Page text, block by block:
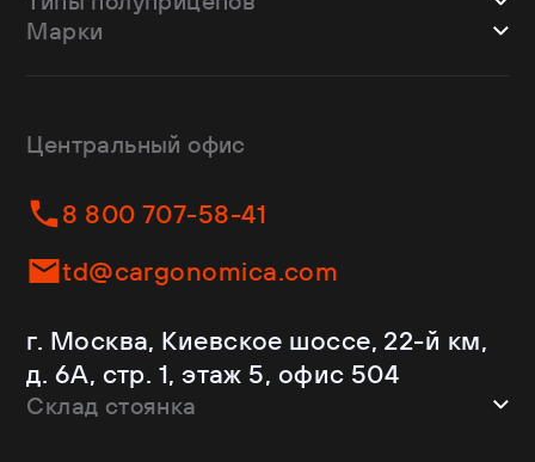
Шторные
Изотермы
Контейнеровозы
Самосвалы
Ломовозы
С кониками
Рефрижераторы
Марки
Dongfeng
Helfimmer
JAC
Kassbohrer
Krone
Mercedes-Benz
Schmitz Cargobull
Shacman
Центральный офис
8 800 707-58-41
td@cargonomica.com
г. Москва, Киевское шоссе, 22-й км,
д. 6А, стр. 1, этаж 5, офис 504
Склад стоянка